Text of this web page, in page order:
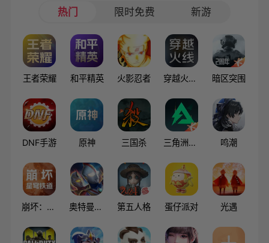
热门 限时免费 新游
王者荣耀 和平精英 火影忍者 穿越火线：枪战王者 暗区突围
DNF手游 原神 三国杀 三角洲行动 鸣潮
崩坏：星穹铁道 奥特曼系列OL 第五人格 蛋仔派对 光遇